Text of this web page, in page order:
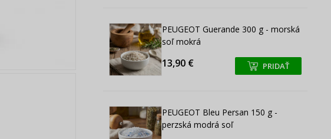
PEUGEOT Guerande 300 g - morská
soľ mokrá
13,90 € +
+ PRIDAŤ
PEUGEOT Bleu Persan 150 g -
perzská modrá soľ